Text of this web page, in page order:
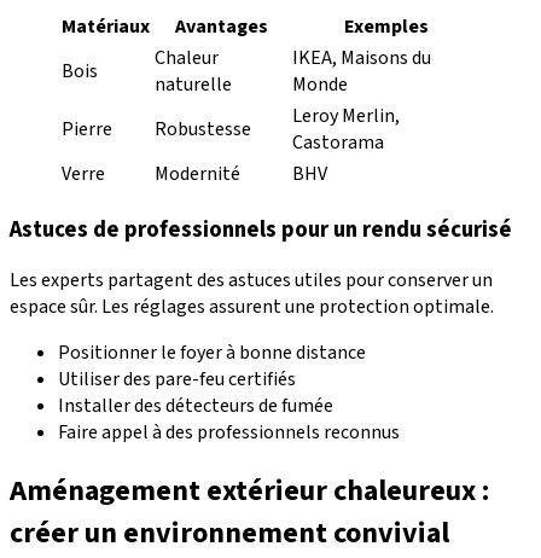
Matériaux
Avantages
Exemples
Bois
Chaleur
naturelle
IKEA, Maisons du
Monde
Pierre
Robustesse
Leroy Merlin,
Castorama
Verre
Modernité BHV
Astuces de professionnels pour un rendu sécurisé
Les experts partagent des astuces utiles pour conserver un
espace sûr. Les réglages assurent une protection optimale.
Positionner le foyer à bonne distance
Utiliser des pare-feu certifiés
Installer des détecteurs de fumée
Faire appel à des professionnels reconnus
Aménagement extérieur chaleureux :
créer un environnement convivial